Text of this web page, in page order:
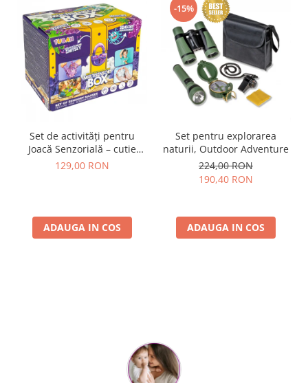
Set de activități pentru
Joacă Senzorială – cutie
multi-senzorială
129,00 RON
ADAUGA IN COS
-15%
Set pentru explorarea
naturii, Outdoor Adventure
224,00 RON
190,40 RON
ADAUGA IN COS